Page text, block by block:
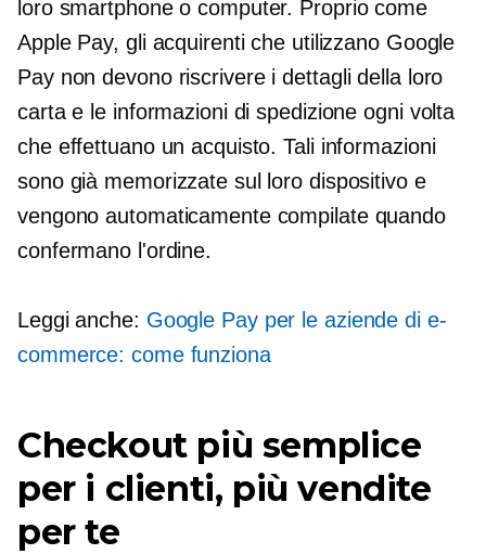
loro smartphone o computer. Proprio come
Apple Pay, gli acquirenti che utilizzano Google
Pay non devono riscriverei dettagli della loro
carta e le informazioni di spedizione ogni volta
che effettuano un acquisto. Tali informazioni
sono già memorizzate sul loro dispositivo e
vengono automaticamente compilate quando
confermano l'ordine.
Leggi anche: Google Pay per le aziende di e-
commerce: come funziona
Checkout più semplice
per i clienti, più vendite
per te